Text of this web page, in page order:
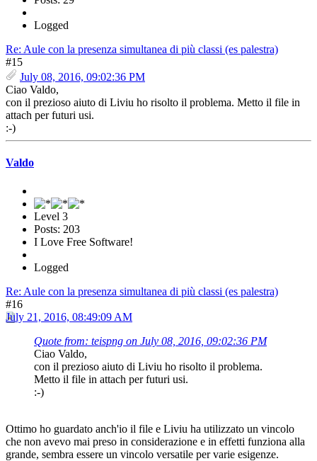
Logged
Re: Aule con la presenza simultanea di più classi (es palestra)
#15
July 08, 2016, 09:02:36 PM
Ciao Valdo,
con il prezioso aiuto di Liviu ho risolto il problema. Metto il file in
attach per futuri usi.
:-)
Valdo
Level 3
Posts: 203
I Love Free Software!
Logged
Re: Aule con la presenza simultanea di più classi (es palestra)
#16
July 21, 2016, 08:49:09 AM
Quote from: teispng on July 08, 2016, 09:02:36 PM
Ciao Valdo,
con il prezioso aiuto di Liviu ho risolto il problema.
Metto il file in attach per futuri usi.
:-)
Ottimo ho guardato anch'io il file e Liviu ha utilizzato un vincolo
che non avevo mai preso in considerazione e in effetti funziona alla
grande, sembra essere un vincolo versatile per varie esigenze.